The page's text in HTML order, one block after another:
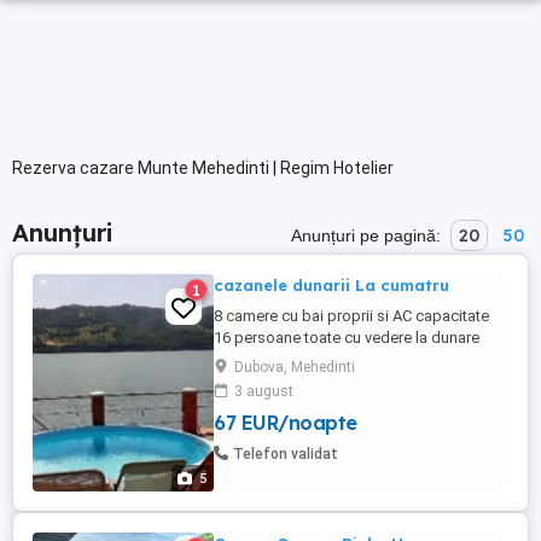
Rezerva cazare Munte Mehedinti | Regim Hotelier
Anunțuri Anunțuri pe pagină: 20 50
5
1 cazanele dunarii La cumatru
8 camere cu bai proprii si AC capacitate
16 persoane toate cu vedere la dunare
Pensiunea are deschidere la dunare 25 m
se poate pescui
Dubova, Mehedinti
3 august
67 EUR/noapte
Telefon validat